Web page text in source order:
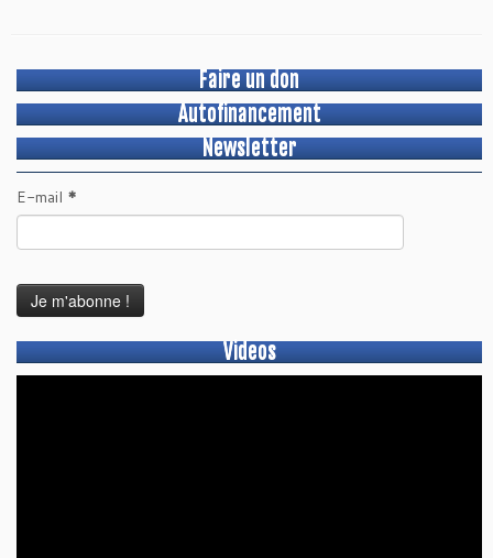
Faire un don
Autofinancement
Newsletter
E-mail *
Videos